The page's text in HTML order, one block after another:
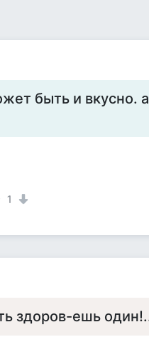
быть и вкусно.
1
здоров-ешь